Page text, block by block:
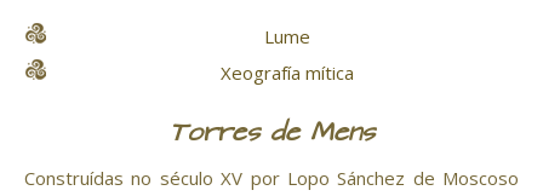
Lume
Xeografía mítica
Torres de Mens
Construídas no século XV por Lopo Sánchez de Moscoso